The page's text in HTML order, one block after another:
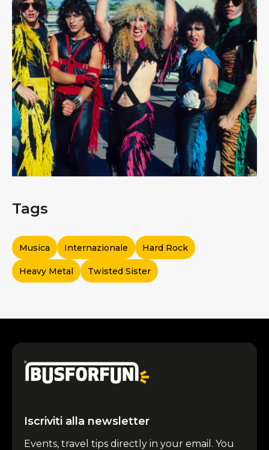
Tags
Musica Internazionale Hard Rock
Heavy Metal Twisted Sister
Iscriviti alla newsletter
Events, travel tips directly in your email. You